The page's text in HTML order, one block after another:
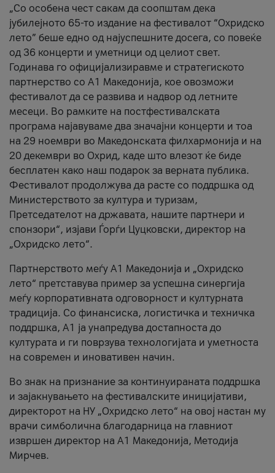
„Со особена чест сакам да соопштам дека
јубилејното 65-то издание на фестивалот “Охридско
лето” беше едно од најуспешните досега, со повеќе
од 36 концерти и уметници од целиот свет.
Годинава го официјализиравме и стратегиското
партнерство со А1 Македонија, кое овозможи
фестивалот да се развива и надвор од летните
месеци. Во рамките на постфестивалската
програма најавуваме два значајни концерти и тоа
на 29 ноември во Македонската филхармонија и на
20 декември во Охрид, каде што влезот ќе биде
бесплатен како наш подарок за верната публика.
Фестивалот продолжува да расте со поддршка од
Министерството за култура и туризам,
Претседателот на државата, нашите партнери и
спонзори“, изјави Ѓорѓи Цуцковски, директор на
„Охридско лето“.
Партнерството меѓу A1 Македонија и „Охридско
лето“ претставува пример за успешна синергија
меѓу корпоративната одговорност и културната
традиција. Со финансиска, логистичка и техничка
поддршка, A1 ја унапредува достапноста до
културата и ги поврзува технологијата и уметноста
на современ и иновативен начин.
Во знак на признание за континуираната поддршка
и зајакнувањето на фестивалските иницијативи,
директорот на НУ „Охридско лето“ на овој настан му
врачи симболична благодарница на главниот
извршен директор на A1 Македонија, Методија
Мирчев.